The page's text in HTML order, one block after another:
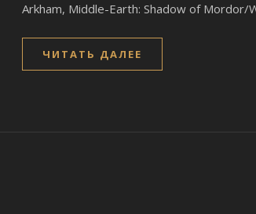
Arkham, Middle-Earth: Shadow of Mordor/
ЧИТАТЬ ДАЛЕЕ